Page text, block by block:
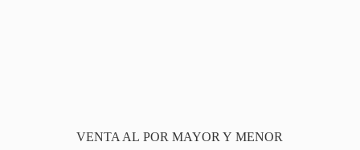
VENTA AL POR MAYOR Y MENOR